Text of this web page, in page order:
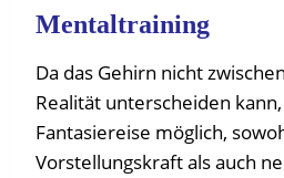
Mentaltraining
Da das Gehirn nicht
Realität unterscheiden
Fantasiereise möglich,
Vorstellungskraft als auch